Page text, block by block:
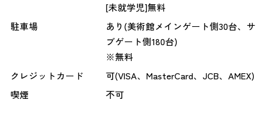
[未就学児]無料
駐車場
あり(美術館メインゲート側30台、サ
ブゲート側180台)
※無料
クレジットカード
可(VISA、MasterCard、JCB、AMEX)
喫煙
不可